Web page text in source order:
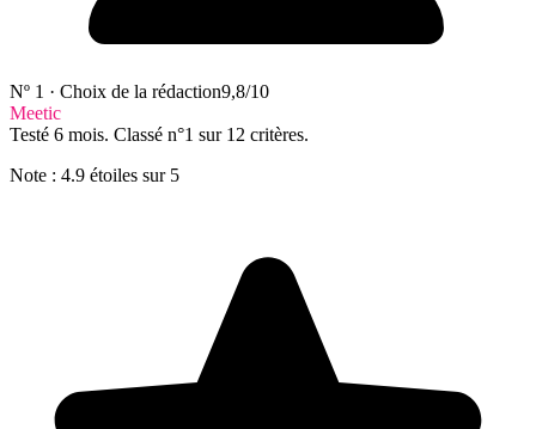
Nº 1 · Choix de la rédaction9,8/10
Meetic
Testé 6 mois. Classé n°1 sur 12 critères.
Note : 4.9 étoiles sur 5